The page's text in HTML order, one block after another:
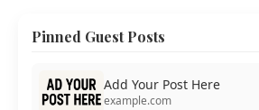
Pinned Guest Posts
Add Your Post Here
example.com